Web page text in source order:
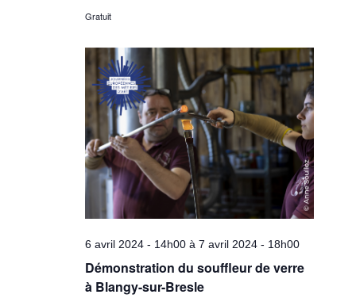
Gratuit
6 avril 2024 - 14h00 à7 avril 2024 - 18h00
Démonstration du souffleur de verre
à Blangy-sur-Bresle